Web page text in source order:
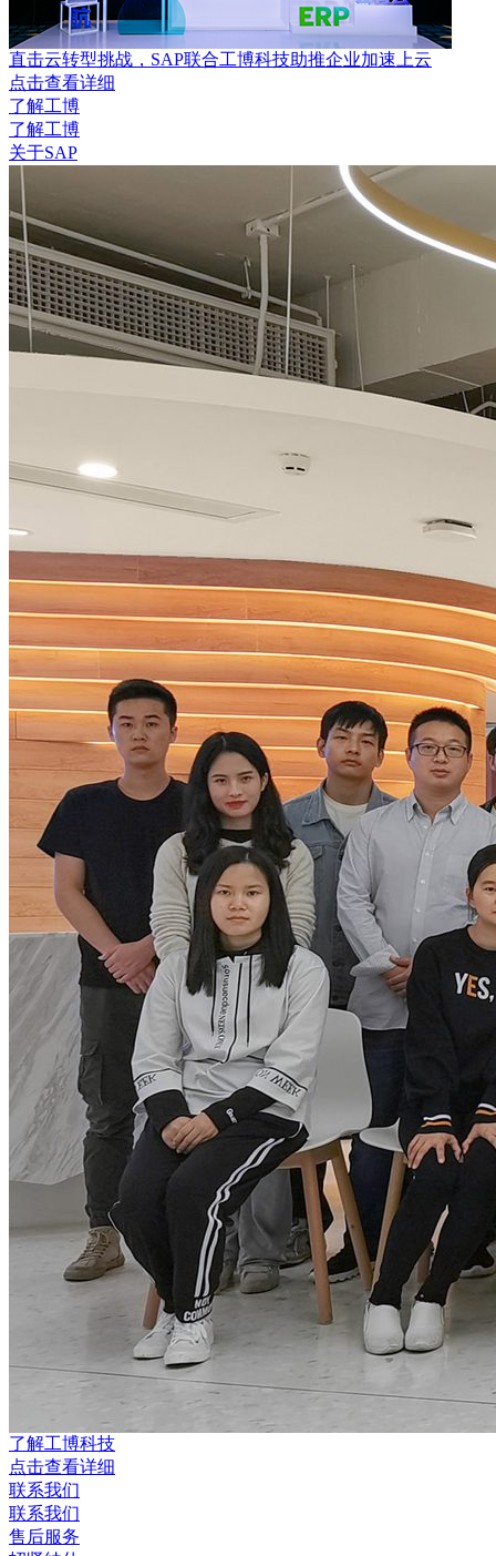
直击云转型挑战，SAP联合工博科技助推企业加速上云
点击查看详细
了解工博
了解工博
关于SAP
了解工博科技
点击查看详细
联系我们
联系我们
售后服务